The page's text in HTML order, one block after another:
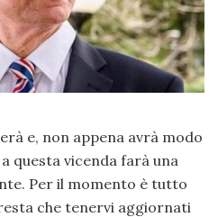
e, non appena avrà modo
questa vicenda farà una
Per il momento è tutto
che tenervi aggiornati